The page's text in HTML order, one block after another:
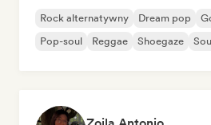
Rock alternatywny Dream pop
Pop-soul
Reggae Shoegaze